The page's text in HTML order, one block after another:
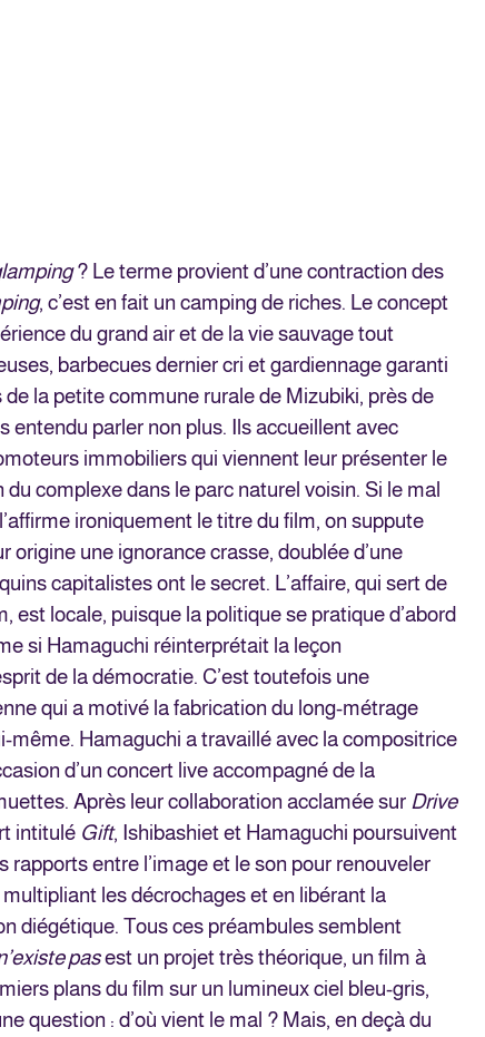
? Le terme provient d’une contraction des
, c’est en fait un camping de riches. Le concept
du grand air et de la vie sauvage tout
barbecues dernier cri et gardiennage garanti
la petite commune rurale de Mizubiki, près de
entendu parler non plus. Ils accueillent avec
immobiliers qui viennent leur présenter le
complexe dans le parc naturel voisin. Si le mal
ironiquement le titre du film, on suppute
origine une ignorance crasse, doublée d’une
capitalistes ont le secret. L’affaire, qui sert de
est locale, puisque la politique se pratique d’abord
si Hamaguchi réinterprétait la leçon
de la démocratie. C’est toutefois une
qui a motivé la fabrication du long-métrage
même. Hamaguchi a travaillé avec la compositrice
d’un concert live accompagné de la
Après leur collaboration acclamée sur Drive
intitulé Gift, Ishibashiet et Hamaguchi poursuivent
rapports entre l’image et le son pour renouveler
multipliant les décrochages et en libérant la
diégétique. Tous ces préambules semblent
pasest un projet très théorique, un film à
plans du film sur un lumineux ciel bleu-gris,
question : d’où vient le mal ? Mais, en deçà du